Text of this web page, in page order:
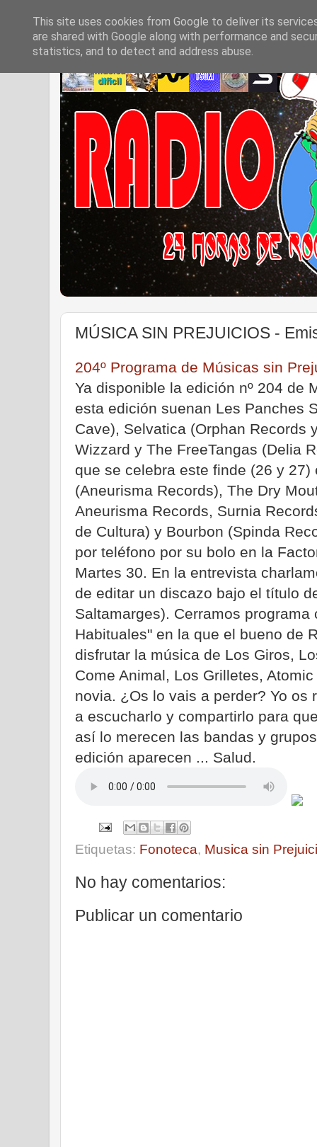
MÚSICA SIN PREJUICIOS -
204º Programa de Músicas sin
Ya disponible la edición nº 204 de
esta edición suenan Les Panches
Cave), Selvatica (Orphan Records
Wizzard y The FreeTangas (Delia
que se celebra este finde (26 y 27)
(Aneurisma Records), The Dry
Aneurisma Records, Surnia
de Cultura) y Bourbon (Spinda
por teléfono por su bolo en la
Martes 30. En la entrevista
de editar un discazo bajo el título
Saltamarges). Cerramos
Habituales" en la que el bueno de
disfrutar la música de Los Giros,
Come Animal, Los Grilletes,
novia. ¿Os lo vais a perder? Yo os
a escucharlo y compartirlo para
así lo merecen las bandas y
edición aparecen ... Salud.
Etiquetas: Fonoteca, Musica sin
No hay comentarios:
Publicar un comentario
This site uses cookies from Google to deliver its
are shared with Google along with performance and
statistics, and to detect and address abuse.